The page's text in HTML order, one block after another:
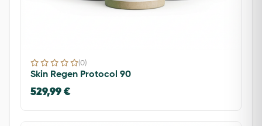
(0)
Skin Regen Protocol 90
529,99 €